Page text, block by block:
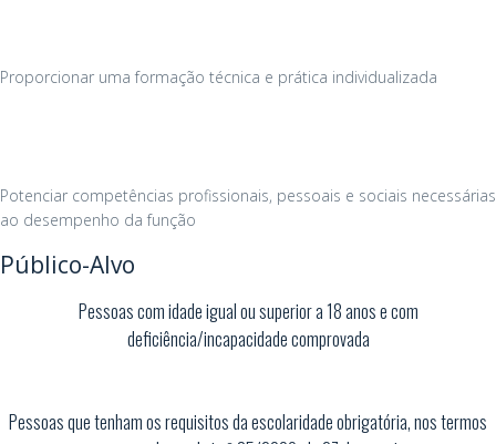
Proporcionar uma formação técnica e prática individualizada
Potenciar competências profissionais, pessoais e sociais necessárias
ao desempenho da função
Público-Alvo
Pessoas com idade igual ou superior a 18 anos e com
deficiência/incapacidade comprovada
Pessoas que tenham os requisitos da escolaridade obrigatória, nos termos